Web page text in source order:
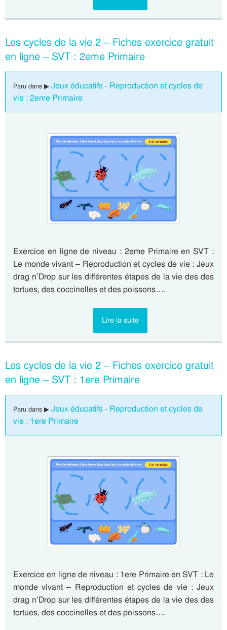
Les cycles de la vie 2 – Fiches exercice gratuit
en ligne – SVT : 2eme Primaire
Paru dans ▶ Jeux éducatifs - Reproduction et cycles de
vie : 2eme Primaire
Exercice en ligne de niveau : 2eme Primaire en SVT :
Le monde vivant – Reproduction et cycles de vie : Jeux
drag n’Drop sur les différentes étapes de la vie des des
tortues, des coccinelles et des poissons….
Lire la suite
Les cycles de la vie 2 – Fiches exercice gratuit
en ligne – SVT : 1ere Primaire
Paru dans ▶ Jeux éducatifs - Reproduction et cycles de
vie : 1ere Primaire
Exercice en ligne de niveau : 1ere Primaire en SVT : Le
monde vivant – Reproduction et cycles de vie : Jeux
drag n’Drop sur les différentes étapes de la vie des des
tortues, des coccinelles et des poissons….